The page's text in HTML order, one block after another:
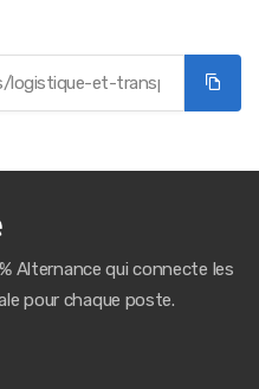
Alternance qui connecte les
pour chaque poste.